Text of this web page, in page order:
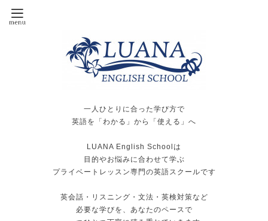
一人ひとりに合った学び方で
英語を「わかる」から「使える」へ
LUANA English Schoolは
目的やお悩みに合わせて学ぶ
プライベートレッスン専門の英語スクールです
英会話・リスニング・文法・英検対策など
必要な学びを、あなたのペースで